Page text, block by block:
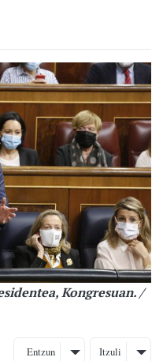
Kongresuan. /
Entzun Itzuli